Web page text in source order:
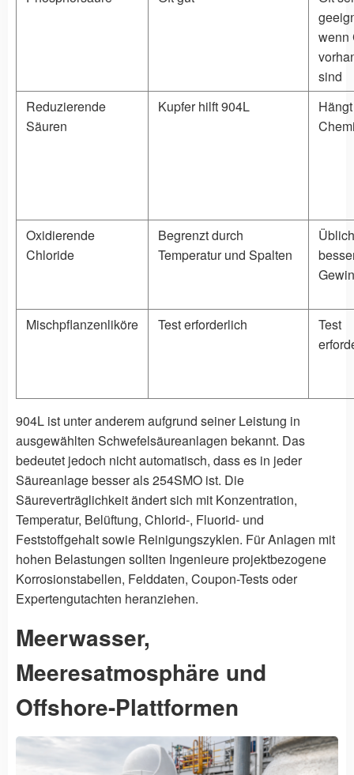
wenn
sind
Reduzierende
Säuren
Kupfer hilft 904L
Oxidierende
Chloride
Begrenzt durch
Temperatur und Spalten
Mischpflanzenliköre Test erforderlich
Test
904L ist unter anderem aufgrund seiner Leistung in
ausgewählten Schwefelsäureanlagen bekannt. Das
bedeutet jedoch nicht automatisch, dass es in jeder
Säureanlage besser als 254SMO ist. Die
Säureverträglichkeit ändert sich mit Konzentration,
Temperatur, Belüftung, Chlorid-, Fluorid- und
Feststoffgehalt sowie Reinigungszyklen. Für Anlagen mit
hohen Belastungen sollten Ingenieure projektbezogene
Korrosionstabellen, Felddaten, Coupon-Tests oder
Expertengutachten heranziehen.
Meerwasser,
Meeresatmosphäre und
Offshore-Plattformen